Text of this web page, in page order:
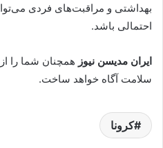
بهداشتی و مراقبت‌های فردی
احتمالی باشد.
ایران مدیسن نیوز همچنان شما را
سلامت آگاه خواهد ساخت.
کرونا